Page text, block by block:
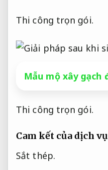
Thi công trọn gói.
Mẫu mộ xây
Thi công trọn gói.
Cam kết của dịch
Sắt thép.